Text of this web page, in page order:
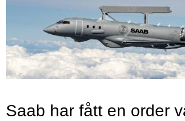
Saab har fått en order